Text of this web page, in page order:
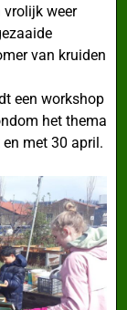
vrolijk weer
van kruiden
een workshop
het thema
met 30 april.